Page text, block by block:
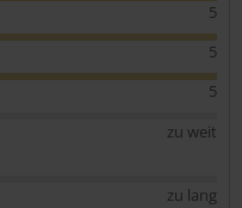
5
5
5
zu weit
zu lang